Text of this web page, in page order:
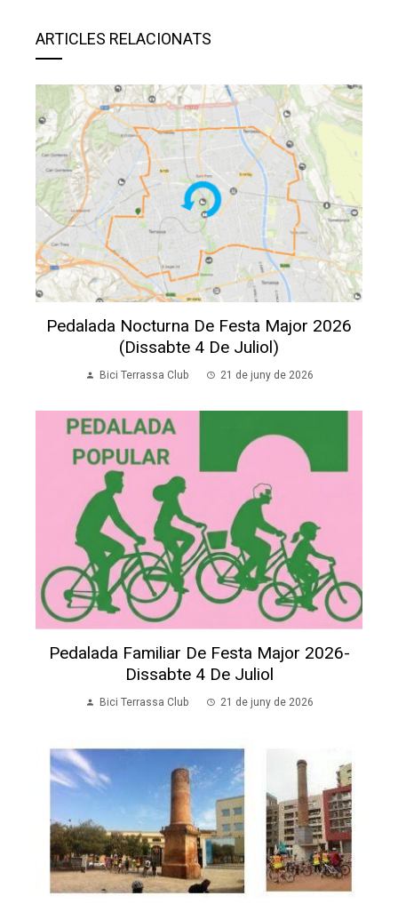
ARTICLES RELACIONATS
Pedalada Nocturna De Festa Major 2026
(dissabte 4 De Juliol)
Bici Terrassa Club 21 de juny de 2026
Pedalada Familiar De Festa Major 2026-
Dissabte 4 De Juliol
Bici Terrassa Club 21 de juny de 2026